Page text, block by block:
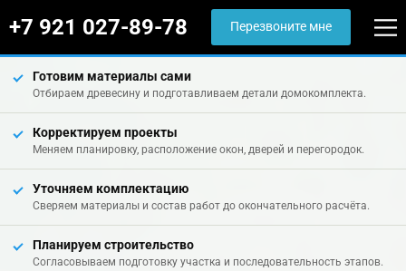
+7 921 027-89-78 Перезвоните мне
Готовим материалы сами
Отбираем древесину и подготавливаем детали домокомплекта.
Корректируем проекты
Меняем планировку, расположение окон, дверей и перегородок.
Уточняем комплектацию
Сверяем материалы и состав работ до окончательного расчёта.
Планируем строительство
Согласовываем подготовку участка и последовательность этапов.